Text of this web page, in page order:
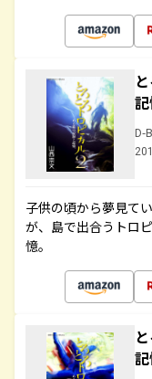
D-
子供の頃から夢見て
が、島で出合うトロ
憶。